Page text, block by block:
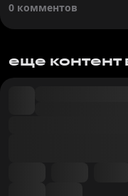
0 комментов
еще контент